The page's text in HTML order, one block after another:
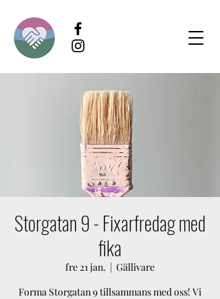
Storgatan 9 - Fixarfredag med
fika
fre 21 jan.
  |
Gällivare
Forma Storgatan 9 tillsammans med oss! Vi